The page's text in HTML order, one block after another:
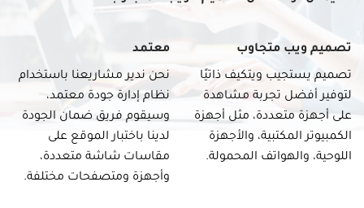
تصميم ويب متجاوب
تصميم يستجيب ويتكيف ذاتيًا
لتوفير أفضل تجربة مشاهدة
على أجهزة متعددة، مثل أجهزة
الكمبيوتر المكتبية، والأجهزة
اللوحية، والهواتف المحمولة.
معتمد
نحن ندير مشاريعنا باستخدام
نظام إدارة جودة معتمد،
وسيقوم فريق ضمان الجودة
لدينا باختبار الموقع على
مقاسات شاشة متعددة،
وأجهزة ومتصفحات مختلفة.